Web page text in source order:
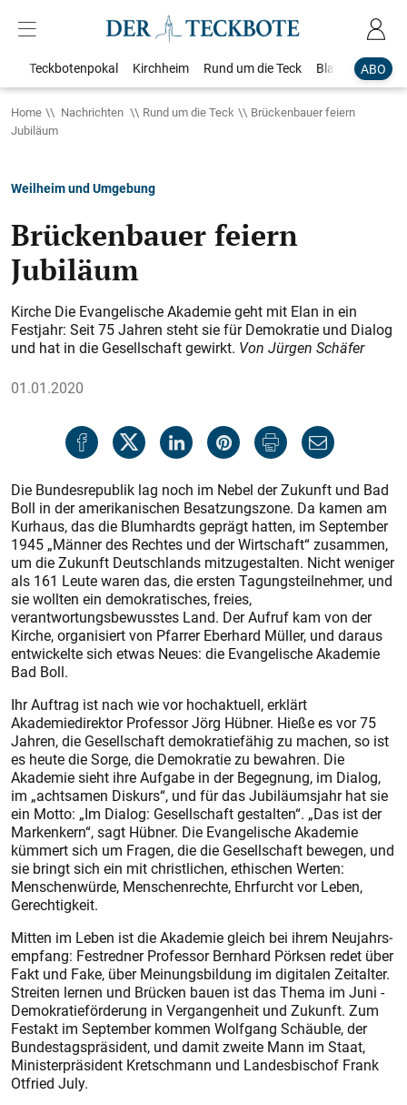
ABO
Teckbotenpokal Kirchheim Rund um die Teck Blaulicht
Home Nachrichten Rund um die Teck
Brückenbauer feiern
Jubiläum
Weilheim und Umgebung
Brückenbauer feiern
Jubiläum
Kirche Die Evangelische Akademie geht mit Elan in ein
Festjahr: Seit 75 Jahren steht sie für Demokratie und Dialog
und hat in die Gesellschaft gewirkt. Von Jürgen Schäfer
01.01.2020
Die Bundesrepublik lag noch im Nebel der Zukunft und Bad
Boll in der amerikanischen Besatzungszone. Da kamen am
Kurhaus, das die Blumhardts geprägt hatten, im September
1945 „Männer des Rechtes und der Wirtschaft“ zusammen,
um die Zukunft Deutschlands mitzugestalten. Nicht weniger
als 161 Leute waren das, die ersten Tagungsteilnehmer, und
sie wollten ein demokratisches, freies,
verantwortungsbewusstes Land. Der Aufruf kam von der
Kirche, organisiert von Pfarrer Eberhard Müller, und daraus
entwickelte sich etwas Neues: die Evangelische Akademie
Bad Boll.
Ihr Auftrag ist nach wie vor hochaktuell, erklärt
Akademiedirektor Professor Jörg Hübner. Hieße es vor 75
Jahren, die Gesellschaft demokratiefähig zu machen, so ist
es heute die Sorge, die Demokratie zu bewahren. Die
Akademie sieht ihre Aufgabe in der Begegnung, im Dialog,
im „achtsamen Diskurs“, und für das Jubiläumsjahr hat sie
ein Motto: „Im Dialog: Gesellschaft gestalten“. „Das ist der
Markenkern“, sagt Hübner. Die Evangelische Akademie
kümmert sich um Fragen, die die Gesellschaft bewegen, und
sie bringt sich ein mit christlichen, ethischen Werten:
Menschenwürde, Menschenrechte, Ehrfurcht vor Leben,
Gerechtigkeit.
Mitten im Leben ist die Akademie gleich bei ihrem Neujahrs­
empfang: Festredner Professor Bernhard Pörksen redet über
Fakt und Fake, über Meinungsbildung im digitalen Zeitalter.
Streiten lernen und Brücken bauen ist das Thema im Juni -
Demokratieförderung in Vergangenheit und Zukunft. Zum
Festakt im September kommen Wolfgang Schäuble, der
Bundestagspräsident, und damit zweite Mann im Staat,
Ministerpräsident Kretschmann und Landesbischof Frank
Otfried July.